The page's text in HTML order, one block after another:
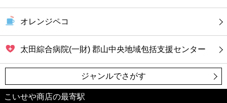
オレンジペコ
太田綜合病院(一財) 郡山中央地域包括支援センター
ジャンルでさがす
こいせや商店の最寄駅